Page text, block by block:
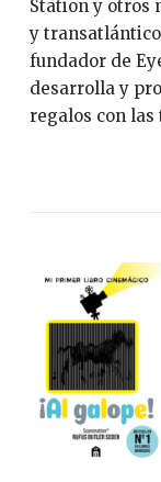
Station y otros
y
fundador de
desarrolla y
regalos con